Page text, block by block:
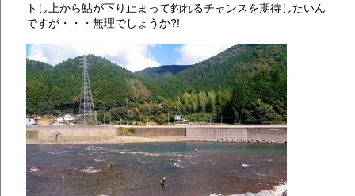
トし上から鮎が下り止まって釣れるチャンスを期待したいん
ですが・・・無理でしょうか?!